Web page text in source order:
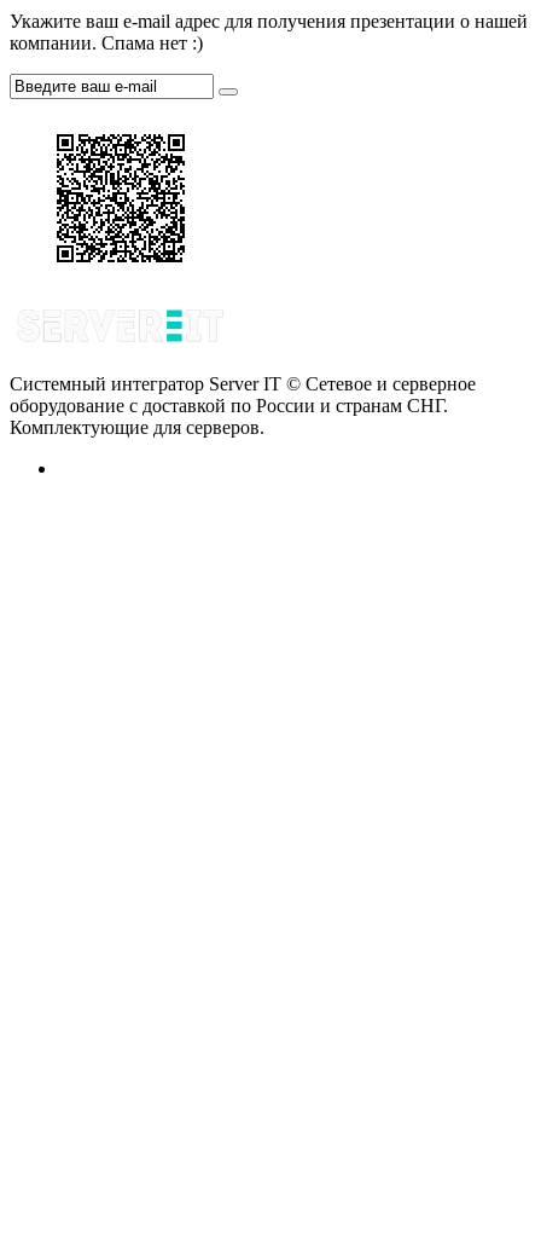
Укажите ваш e-mail адрес для получения презентации о нашей
компании. Спама нет :)
Системный интегратор Server IT © Сетевое и серверное
оборудование с доставкой по России и странам СНГ.
Комплектующие для серверов.